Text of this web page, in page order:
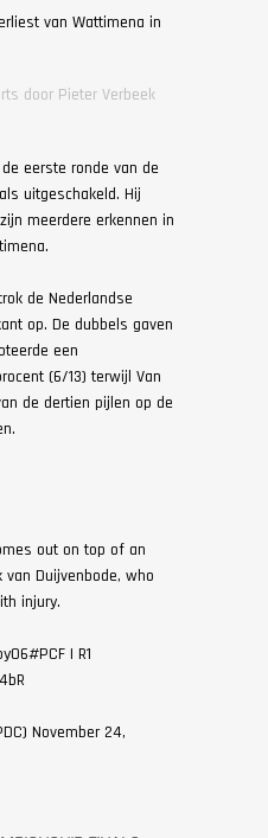
van Wattimena in
door Pieter Verbeek
eerste ronde van de
uitgeschakeld. Hij
meerdere erkennen in
de Nederlandse
op. De dubbels gaven
een
(6/13) terwijl Van
de dertien pijlen op de
out on top of an
Duijvenbode, who
injury.
#PCF| R1
November 24,